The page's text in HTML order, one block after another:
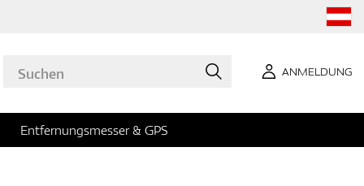
ANMELDUNG
Entfernungsmesser & GPS